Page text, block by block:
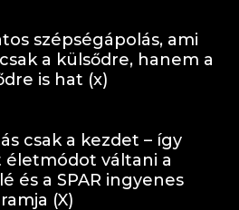
szépségápolás, ami
a külsődre, hanem a
is hat (x)
csak a kezdet – így
életmódot váltani a
és a SPAR ingyenes
(X)